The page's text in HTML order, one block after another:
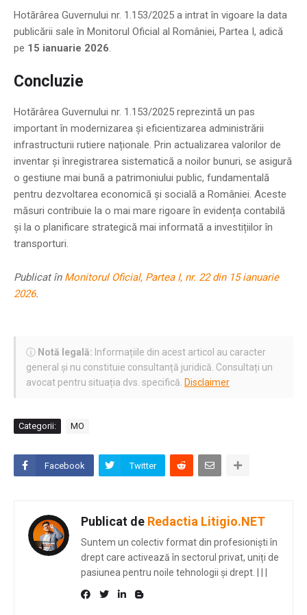
Hotărârea Guvernului nr. 1.153/2025 a intrat în vigoare la data
publicării sale în Monitorul Oficial al României, Partea I, adică
pe 15 ianuarie 2026
Concluzie
Hotărârea Guvernului nr. 1.153/2025 reprezintă un pas
important în modernizarea și eficientizarea administrării
infrastructurii rutiere naționale. Prin actualizarea valorilor de
inventar și înregistrarea sistematică a noilor bunuri, se asigură
o gestiune mai bună a patrimoniului public, fundamentală
pentru dezvoltarea economică și socială a României. Aceste
măsuri contribuie la o mai mare rigoare în evidența contabilă
și la o planificare strategică mai informată a investițiilor în
transporturi.
Publicat în Monitorul Oficial, Partea I, nr. 22 din 15 ianuarie
2026.
ⓘ Notă legală: Informațiile din acest articol au caracter
general și nu constituie consultanță juridică. Consultați un
avocat pentru situația dvs. specifică. Disclaimer
Categorii: MO
Facebook Twitter
Publicat de Redactia Litigio.NET
Suntem un colectiv format din profesioniști în
drept care activează în sectorul privat, uniți de
pasiunea pentru noile tehnologii și drept. | | |